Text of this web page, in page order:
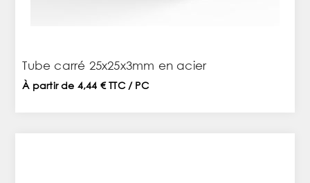
Tube carré 25x25x3mm en acier
À partir de 4,44 € TTC / PC